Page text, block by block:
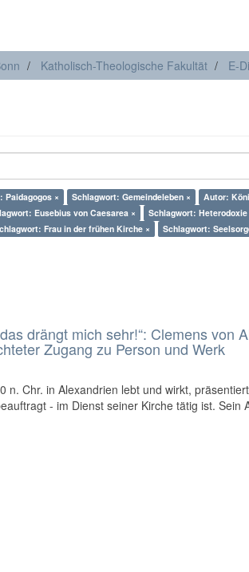
Katholisch-Theologische Fakultät E-
Paidagogos × Schlagwort: Gemeindeleben ×
Autor:
Eusebius von Caesarea × Schlagwort: Heterodoxie
Frau in der frühen Kirche ×
Schlagwort:
drängt mich sehr!“: Clemens von
Zugang zu Person und Werk
n. Chr. in Alexandrien lebt und wirkt,
- im Dienst seiner Kirche tätig ist. Sein